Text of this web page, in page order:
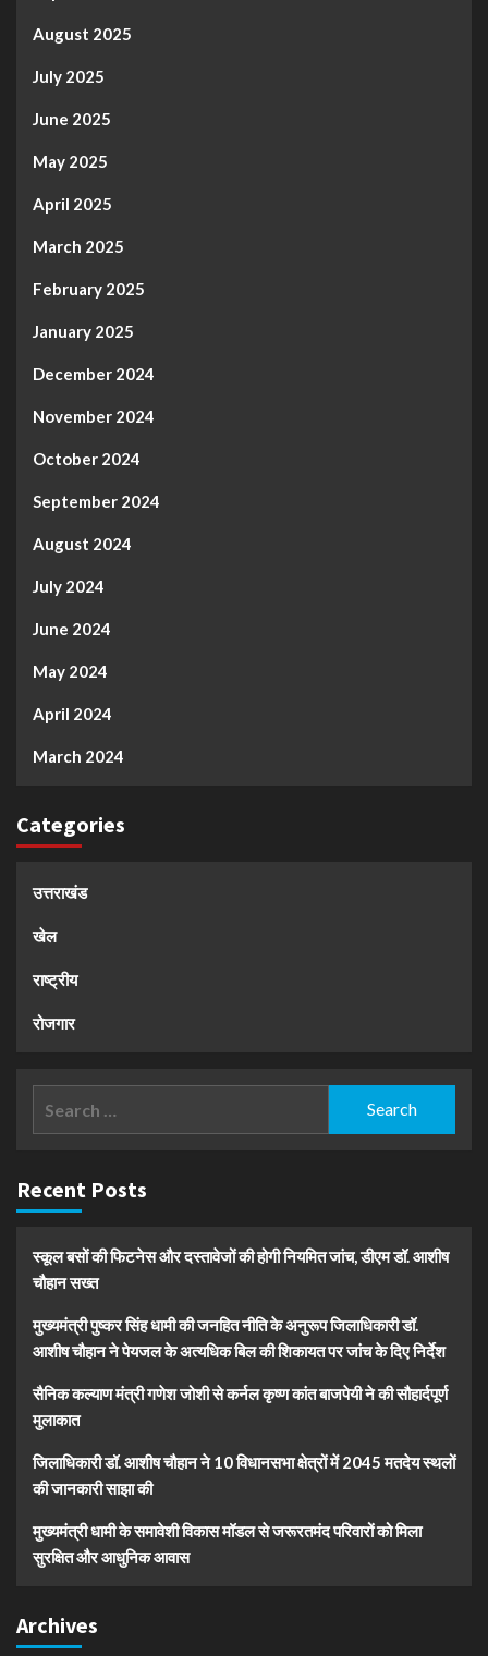
August 2025
July 2025
June 2025
May 2025
April 2025
March 2025
February 2025
January 2025
December 2024
November 2024
October 2024
September 2024
August 2024
July 2024
June 2024
May 2024
April 2024
March 2024
Categories
उत्तराखंड
खेल
राष्ट्रीय
रोजगार
Recent Posts
स्कूल बसों की फिटनेस और दस्तावेजों की होगी नियमित जांच, डीएम डॉ. आशीष
चौहान सख्त
मुख्यमंत्री पुष्कर सिंह धामी की जनहित नीति के अनुरूप जिलाधिकारी डॉ.
आशीष चौहान ने पेयजल के अत्यधिक बिल की शिकायत पर जांच के दिए निर्देश
सैनिक कल्याण मंत्री गणेश जोशी से कर्नल कृष्ण कांत बाजपेयी ने की सौहार्दपूर्ण
मुलाकात
जिलाधिकारी डॉ. आशीष चौहान ने 10 विधानसभा क्षेत्रों में 2045 मतदेय स्थलों
की जानकारी साझा की
मुख्यमंत्री धामी के समावेशी विकास मॉडल से जरूरतमंद परिवारों को मिला
सुरक्षित और आधुनिक आवास
Archives